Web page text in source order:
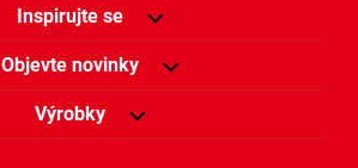
Inspirujte se
Objevte novinky
Výrobky